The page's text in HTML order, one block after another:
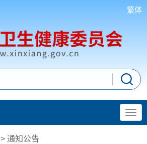
繁体
> 通知公告